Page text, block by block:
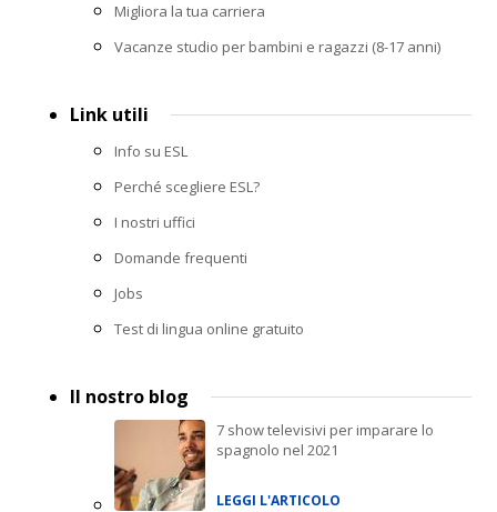
Migliora la tua carriera
Vacanze studio per bambini e ragazzi (8-17 anni)
Link utili
Info su ESL
Perché scegliere ESL?
I nostri uffici
Domande frequenti
Jobs
Test di lingua online gratuito
Il nostro blog
7 show televisivi per imparare lo
spagnolo nel 2021
LEGGI L'ARTICOLO